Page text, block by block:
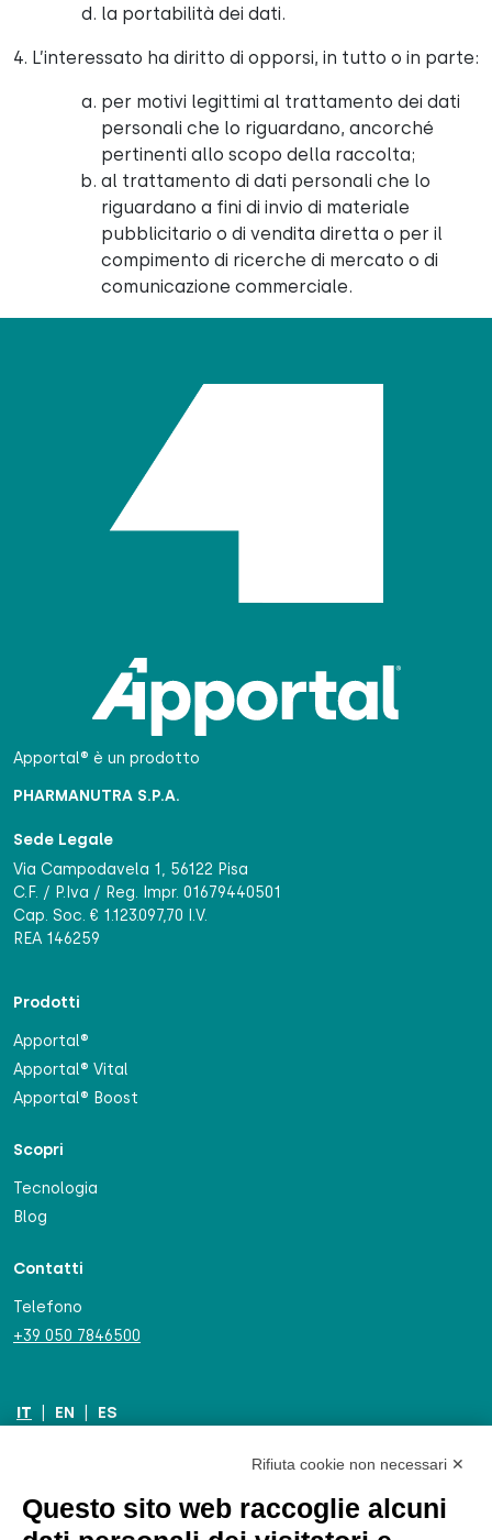
la portabilità dei dati.
4. L’interessato ha diritto di opporsi, in tutto o in parte:
per motivi legittimi al trattamento dei dati
personali che lo riguardano, ancorché
pertinenti allo scopo della raccolta;
al trattamento di dati personali che lo
riguardano a fini di invio di materiale
pubblicitario o di vendita diretta o per il
compimento di ricerche di mercato o di
comunicazione commerciale.
Apportal® è un prodotto
PHARMANUTRA S.P.A.
Sede Legale
Via Campodavela 1, 56122 Pisa
C.F. / P.Iva / Reg. Impr. 01679440501
Cap. Soc. € 1.123.097,70 I.V.
REA 146259
Prodotti
Apportal®
Apportal® Vital
Apportal® Boost
Scopri
Tecnologia
Blog
Contatti
Telefono
+39 050 7846500
IT EN ES
Rifiuta cookie non necessari ✕
Questo sito web raccoglie alcuni